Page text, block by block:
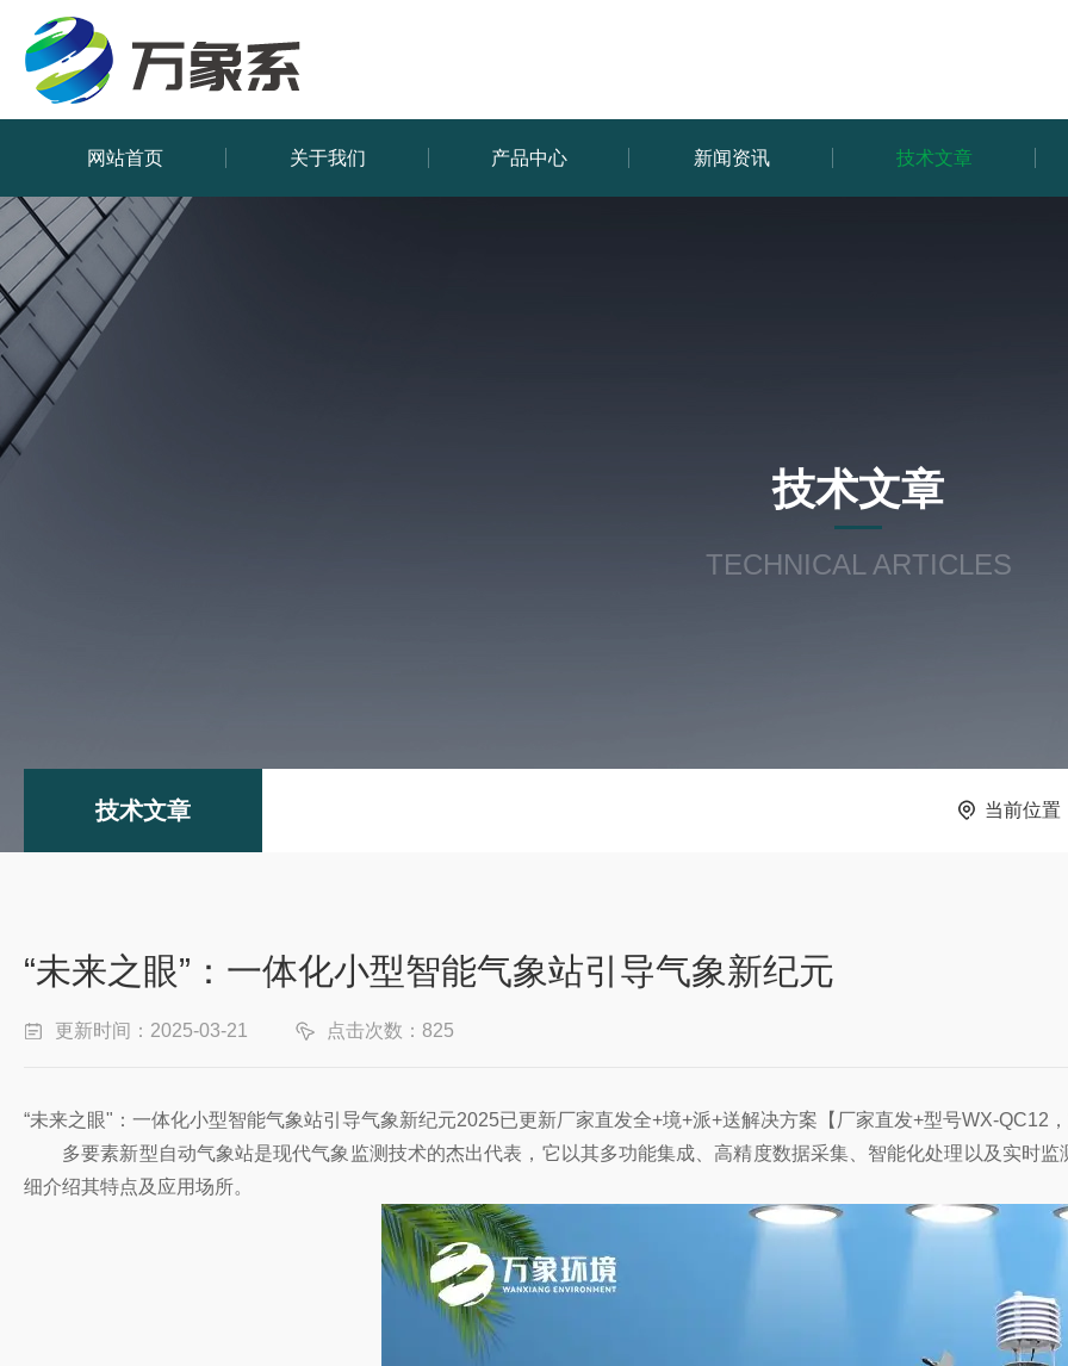
网站首页 关于我们 产品中心 新闻资讯 技术文章
技术文章
TECHNICAL ARTICLES
技术文章 当前位置
“未来之眼”：一体化小型智能气象站引导气象新纪元
更新时间：2025-03-21 点击次数：825
‌“未来之眼"：一体化小型智能气象站引导气象新纪元2025已更新厂家直发全+境+派+送解决方案【厂家直发+型号WX-QC12
多要素新型自动气象站是现代气象监测技术的杰出代表，它以其多功能集成、高精度数据采集、智能化处理以及实时监
细介绍其特点及应用场所。